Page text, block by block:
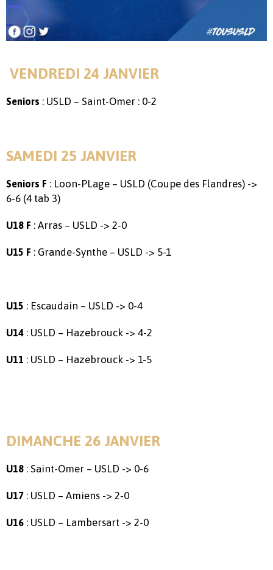
VENDREDI 24 JANVIER
Seniors : USLD – Saint-Omer : 0-2
SAMEDI 25 JANVIER
Seniors F : Loon-PLage – USLD (Coupe des Flandres) ->
6-6 (4 tab 3)
U18 F : Arras – USLD -> 2-0
U15 F : Grande-Synthe – USLD -> 5-1
U15 : Escaudain – USLD -> 0-4
U14 : USLD – Hazebrouck -> 4-2
U11 : USLD – Hazebrouck -> 1-5
DIMANCHE 26 JANVIER
U18 : Saint-Omer – USLD -> 0-6
U17 : USLD – Amiens -> 2-0
U16 : USLD – Lambersart -> 2-0